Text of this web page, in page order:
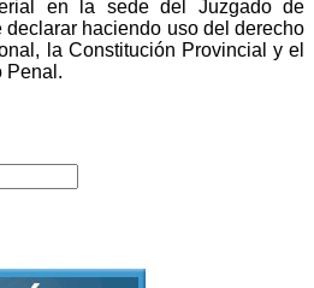
en la sede del Juzgado de
declarar haciendo uso del derecho
la Constitución Provincial y el
Penal.